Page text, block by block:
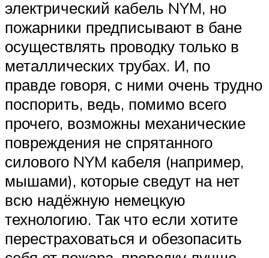
электрический кабель NYM, но
пожарники предписывают в бане
осуществлять проводку только в
металлических трубах. И, по
правде говоря, с ними очень трудно
поспорить, ведь, помимо всего
прочего, возможны механические
повреждения не спрятанного
силового NYM кабеля (например,
мышами), которые сведут на нет
всю надёжную немецкую
технологию. Так что если хотите
перестраховаться и обезопасить